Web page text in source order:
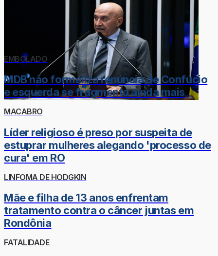
EMBOLADO
MDB não formaliza renúncia de Confúcio
e esquerda se fragmenta ainda mais
MACABRO
Líder religioso é preso por suspeita de
estuprar mulheres alegando 'processo de
cura' em RO
LINFOMA DE HODGKIN
Mãe e filha de 13 anos enfrentam
tratamento contra o câncer juntas em
Rondônia
FATALIDADE